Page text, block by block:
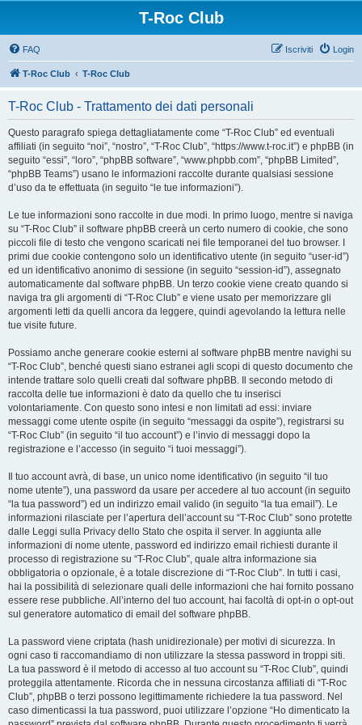
T-Roc Club
FAQ Login
Iscriviti
T-Roc Club T-Roc Club
T-Roc Club - Trattamento dei dati personali
Questo paragrafo spiega dettagliatamente come “T-Roc Club” ed eventuali
affiliati (in seguito “noi”, “nostro”, “T-Roc Club”, “https://www.t-roc.it”) e phpBB (in
seguito “essi”, “loro”, “phpBB software”, “www.phpbb.com”, “phpBB Limited”,
“phpBB Teams”) usano le informazioni raccolte durante qualsiasi sessione
d’uso da te effettuata (in seguito “le tue informazioni”).
Le tue informazioni sono raccolte in due modi. In primo luogo, mentre si naviga
su “T-Roc Club” il software phpBB creerà un certo numero di cookie, che sono
piccoli file di testo che vengono scaricati nei file temporanei del tuo browser. I
primi due cookie contengono solo un identificativo utente (in seguito “user-id”)
ed un identificativo anonimo di sessione (in seguito “session-id”), assegnato
automaticamente dal software phpBB. Un terzo cookie viene creato quando si
naviga tra gli argomenti di “T-Roc Club” e viene usato per memorizzare gli
argomenti letti da quelli ancora da leggere, quindi agevolando la lettura nelle
tue visite future.
Possiamo anche generare cookie esterni al software phpBB mentre navighi su
“T-Roc Club”, benché questi siano estranei agli scopi di questo documento che
intende trattare solo quelli creati dal software phpBB. Il secondo metodo di
raccolta delle tue informazioni è dato da quello che tu inserisci
volontariamente. Con questo sono intesi e non limitati ad essi: inviare
messaggi come utente ospite (in seguito “messaggi da ospite”), registrarsi su
“T-Roc Club” (in seguito “il tuo account”) e l’invio di messaggi dopo la
registrazione e l’accesso (in seguito “i tuoi messaggi”).
Il tuo account avrà, di base, un unico nome identificativo (in seguito “il tuo
nome utente”), una password da usare per accedere al tuo account (in seguito
“la tua password”) ed un indirizzo email valido (in seguito “la tua email”). Le
informazioni rilasciate per l’apertura dell’account su “T-Roc Club” sono protette
dalle Leggi sulla Privacy dello Stato che ospita il server. In aggiunta alle
informazioni di nome utente, password ed indirizzo email richiesti durante il
processo di registrazione su “T-Roc Club”, quale altra informazione sia
obbligatoria o opzionale, è a totale discrezione di “T-Roc Club”. In tutti i casi,
hai la possibilità di selezionare quali delle informazioni che hai fornito possano
essere rese pubbliche. All’interno del tuo account, hai facoltà di opt-in o opt-out
sul generatore automatico di email del software phpBB.
La password viene criptata (hash unidirezionale) per motivi di sicurezza. In
ogni caso ti raccomandiamo di non utilizzare la stessa password in troppi siti.
La tua password è il metodo di accesso al tuo account su “T-Roc Club”, quindi
proteggila attentamente. Ricorda che in nessuna circostanza affiliati di “T-Roc
Club”, phpBB o terzi possono legittimamente richiedere la tua password. Nel
caso dimenticassi la tua password, puoi utilizzare l’opzione “Ho dimenticato la